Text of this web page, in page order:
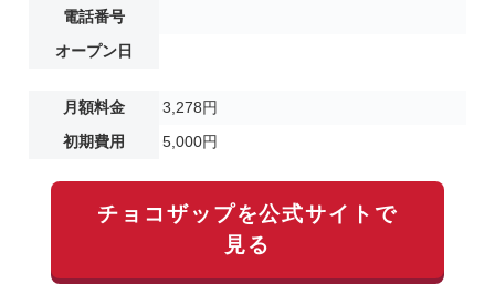
電話番号
オープン日
月額料金
3,278円
初期費用
5,000円
チョコザップを公式サイトで
見る